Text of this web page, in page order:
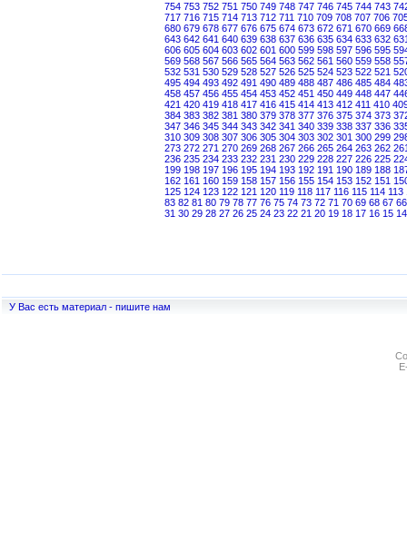
754 753 752 751 750 749 748 747 746 745 744 743
717 716 715 714 713 712 711 710 709 708 707 706
680 679 678 677 676 675 674 673 672 671 670 669
643 642 641 640 639 638 637 636 635 634 633 632
606 605 604 603 602 601 600 599 598 597 596 595
569 568 567 566 565 564 563 562 561 560 559 558
532 531 530 529 528 527 526 525 524 523 522 521
495 494 493 492 491 490 489 488 487 486 485 484
458 457 456 455 454 453 452 451 450 449 448 447
421 420 419 418 417 416 415 414 413 412 411 410
384 383 382 381 380 379 378 377 376 375 374 373
347 346 345 344 343 342 341 340 339 338 337 336
310 309 308 307 306 305 304 303 302 301 300 299
273 272 271 270 269 268 267 266 265 264 263 262
236 235 234 233 232 231 230 229 228 227 226 225
199 198 197 196 195 194 193 192 191 190 189 188
162 161 160 159 158 157 156 155 154 153 152 151
125 124 123 122 121 120 119 118 117 116 115 114 113
83 82 81 80 79 78 77 76 75 74 73 72 71 70 69 68 67 66
31 30 29 28 27 26 25 24 23 22 21 20 19 18 17 16 15 14
У Вас есть материал - пишите нам